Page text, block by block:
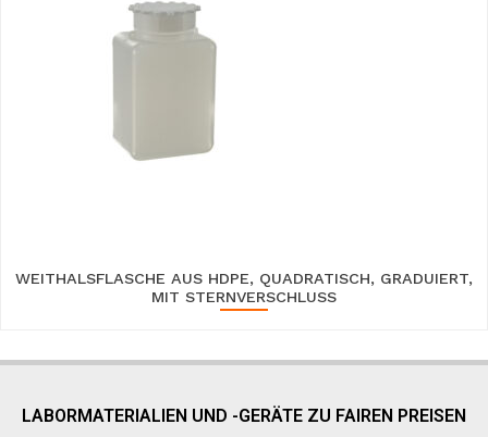
WEITHALSFLASCHE AUS HDPE, QUADRATISCH, GRADUIERT,
MIT STERNVERSCHLUSS
LABORMATERIALIEN UND -GERÄTE ZU FAIREN PREISEN